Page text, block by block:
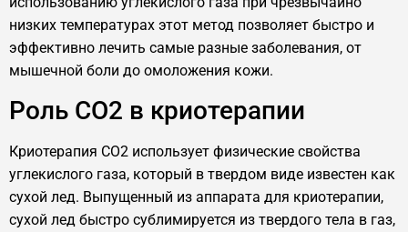
низких температурах этот метод позволяет быстро и
эффективно лечить самые разные заболевания, от
мышечной боли до омоложения кожи.
Роль CO2 в криотерапии
Криотерапия CO2 использует физические свойства
углекислого газа, который в твердом виде известен как
сухой лед. Выпущенный из аппарата для криотерапии,
сухой лед быстро сублимируется из твердого тела в газ,